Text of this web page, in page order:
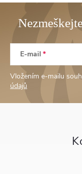
Z
p
E-mail
Vložením e-mailu
údajů